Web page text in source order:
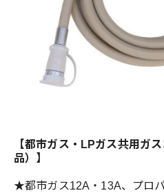
【都市ガス・LPガス共用ガ
品）】
★都市ガス12A・13A、プロ